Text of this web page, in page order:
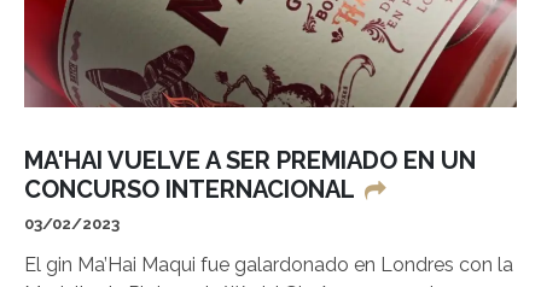
MA'HAI VUELVE A SER PREMIADO EN UN
CONCURSO INTERNACIONAL
03/02/2023
El gin Ma’Hai Maqui fue galardonado en Londres con la